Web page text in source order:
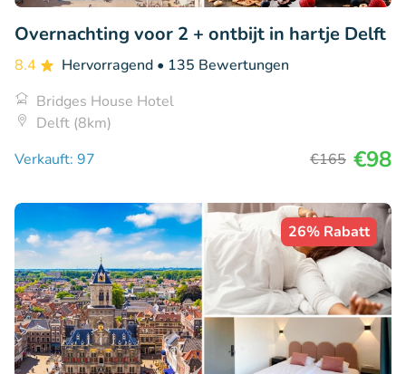
Overnachting voor 2 + ontbijt in hartje Delft
8.4 Hervorragend • 135 Bewertungen
Bridges House Hotel
Delft (8km)
Verkauft: 97
€165 €98
26% Rabatt